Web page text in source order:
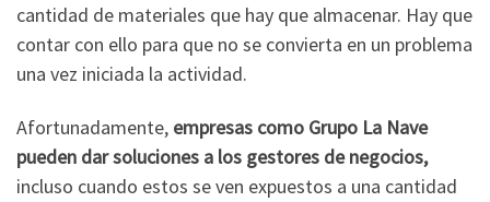
cantidad de materiales que hay que almacenar. Hay que
contar con ello para que no se convierta en un problema
una vez iniciada la actividad.
Afortunadamente, empresas como Grupo La Nave
pueden dar soluciones a los gestores de negocios,
incluso cuando estos se ven expuestos a una cantidad